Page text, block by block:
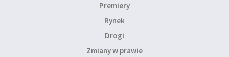
Premiery
Rynek
Drogi
Zmiany w prawie